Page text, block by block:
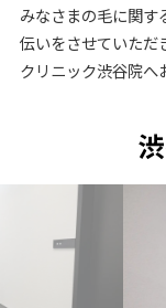
みなさまの毛に関
伝いをさせていただ
クリニック渋谷院へ